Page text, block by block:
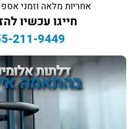
אחריות מלאה וזמני
חייגו עכשיו
211-9449